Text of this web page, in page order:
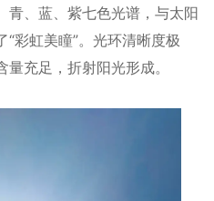
青、蓝、紫七色光谱，与太阳
彩虹美瞳”。光环清晰度极
充足，折射阳光形成。